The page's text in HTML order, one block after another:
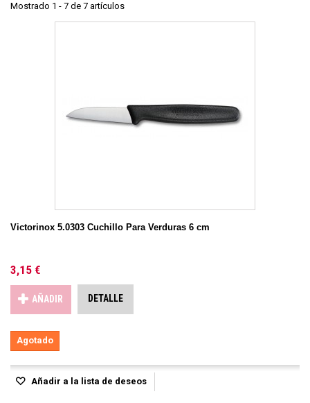
Mostrado 1 - 7 de 7 artículos
Victorinox 5.0303 Cuchillo Para Verduras 6 cm
3,15 €
AÑADIR DETALLE
Agotado
Añadir a la lista de deseos